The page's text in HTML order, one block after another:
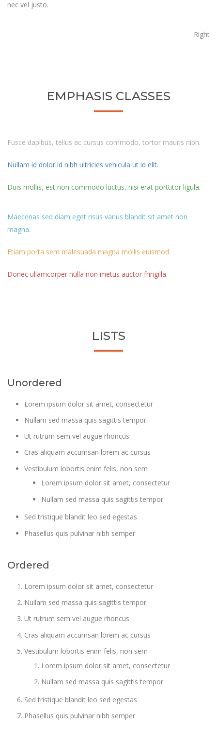
nec vel justo.
Right
EMPHASIS CLASSES
Fusce dapibus, tellus ac cursus commodo, tortor mauris nibh.
Nullam id dolor id nibh ultricies vehicula ut id elit.
Duis mollis, est non commodo luctus, nisi erat porttitor ligula.
Maecenas sed diam eget risus varius blandit sit amet non
magna.
Etiam porta sem malesuada magna mollis euismod.
Donec ullamcorper nulla non metus auctor fringilla.
LISTS
Unordered
Lorem ipsum dolor sit amet, consectetur
Nullam sed massa quis sagittis tempor
Ut rutrum sem vel augue rhoncus
Cras aliquam accumsan lorem ac cursus
Vestibulum lobortis enim felis, non sem
Lorem ipsum dolor sit amet, consectetur
Nullam sed massa quis sagittis tempor
Sed tristique blandit leo sed egestas
Phasellus quis pulvinar nibh semper
Ordered
Lorem ipsum dolor sit amet, consectetur
Nullam sed massa quis sagittis tempor
Ut rutrum sem vel augue rhoncus
Cras aliquam accumsan lorem ac cursus
Vestibulum lobortis enim felis, non sem
Lorem ipsum dolor sit amet, consectetur
Nullam sed massa quis sagittis tempor
Sed tristique blandit leo sed egestas
Phasellus quis pulvinar nibh semper